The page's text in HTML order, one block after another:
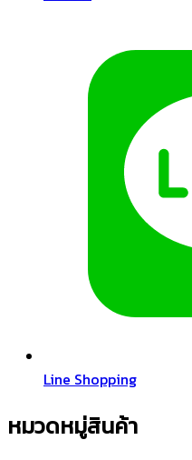
Line Shopping
หมวดหมู่สินค้า